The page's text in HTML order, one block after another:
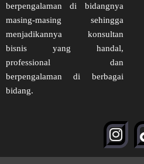
berpengalaman di bidangnya
masing-masing sehingga
menjadikannya konsultan
bisnis yang handal,
professional dan
berpengalaman di berbagai
bidang.